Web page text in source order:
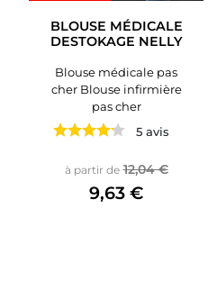
BLOUSE MÉDICALE
DESTOKAGE NELLY
Blouse médicale pas
cher Blouse infirmière
pas cher
5 avis
à partir de Prix de base
12,04 €Prix
9,63 €